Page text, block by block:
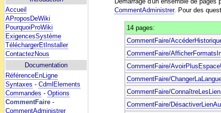
Accueil
AProposDeWiki
PourquoiProWiki
ExigencesSystème
TéléchargerEtInstaller
ContactezNous
Documentation
RéférenceEnLigne
Syntaxes - CdmlElements
Commandes - Options
CommentFaire -
CommentAdministrer
CommentAdministrer. Pour des
14 pages:
CommentFaire/
CommentFaire/
CommentFaire/
CommentFaire/
CommentFaire/
CommentFaire/